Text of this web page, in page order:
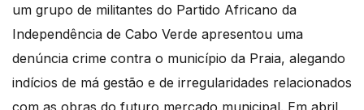
um grupo de militantes do Partido Africano da
Independência de Cabo Verde apresentou uma
denúncia crime contra o município da Praia, alegando
indícios de má gestão e de irregularidades relacionados
com as obras do futuro mercado municipal. Em abril